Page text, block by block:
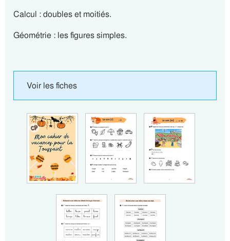
Calcul : doubles et moitiés.
Géométrie : les figures simples.
Voir les fiches